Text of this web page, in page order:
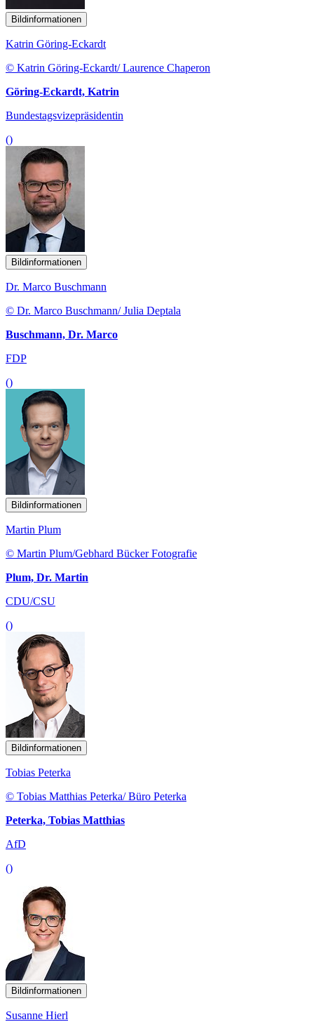
Bildinformationen
Katrin Göring-Eckardt
© Katrin Göring-Eckardt/ Laurence Chaperon
Göring-Eckardt, Katrin
Bundestagsvizepräsidentin
()
Bildinformationen
Dr. Marco Buschmann
© Dr. Marco Buschmann/ Julia Deptala
Buschmann, Dr. Marco
FDP
()
Bildinformationen
Martin Plum
© Martin Plum/Gebhard Bücker Fotografie
Plum, Dr. Martin
CDU/CSU
()
Bildinformationen
Tobias Peterka
© Tobias Matthias Peterka/ Büro Peterka
Peterka, Tobias Matthias
AfD
()
Bildinformationen
Susanne Hierl